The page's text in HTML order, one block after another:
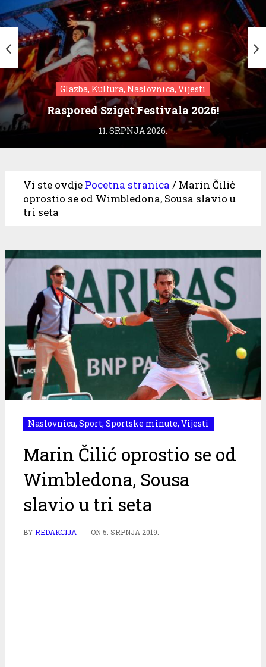
Glazba, Kultura, Naslovnica, Vijesti
Raspored Sziget Festivala 2026!
11. SRPNJA 2026.
Vi ste ovdje Pocetna stranica / Marin Čilić
oprostio se od Wimbledona, Sousa slavio u
tri seta
Naslovnica, Sport, Sportske minute, Vijesti
Marin Čilić oprostio se od
Wimbledona, Sousa
slavio u tri seta
BYREDAKCIJA ON 5. SRPNJA 2019.